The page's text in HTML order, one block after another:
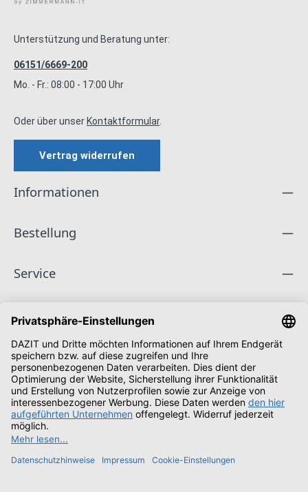
Unterstützung und Beratung unter:
06151/6669-200
Mo. - Fr.: 08:00 - 17:00 Uhr
Oder über unserKontaktformular.
Vertrag widerrufen
Informationen
Bestellung
Service
Unternehmen
Folge uns
Zahlungsarten
Versandarten